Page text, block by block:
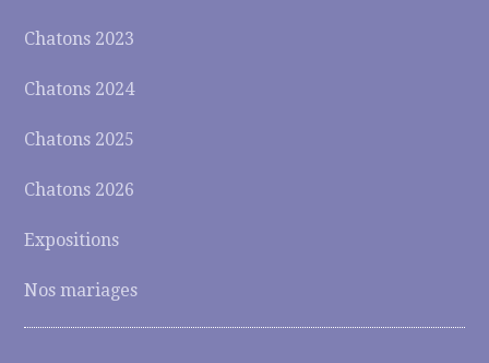
Chatons 2023
Chatons 2024
Chatons 2025
Chatons 2026
Expositions
Nos mariages